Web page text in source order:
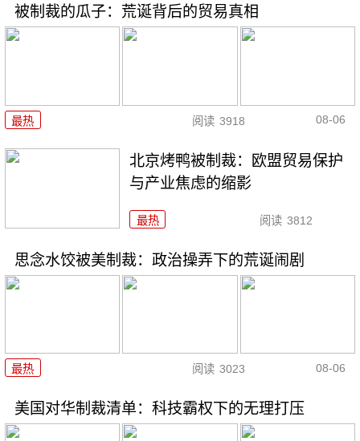
被制裁的瓜子：荒诞背后的贸易真相
最热 阅读 3918 08-06
北京烤鸭被制裁：欧盟贸易保护
与产业焦虑的缩影
最热 阅读 3812
思念水饺被美制裁：政治操弄下的荒诞闹剧
最热 阅读 3023 08-06
美国对华制裁清单：科技霸权下的无理打压